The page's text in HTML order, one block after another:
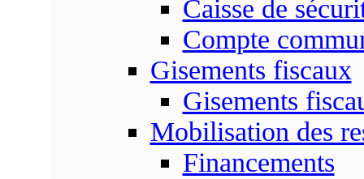
Caisse de
Compte
Gisements fiscaux
Gisements
Mobilisation des
Financements